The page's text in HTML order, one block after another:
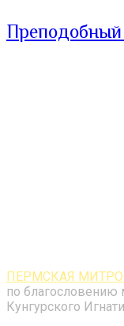
ПЕРМСКАЯ
по благословению
Кунгурского